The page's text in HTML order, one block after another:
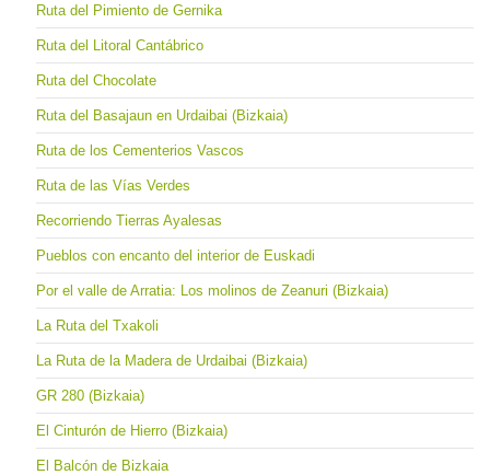
Ruta del Pimiento de Gernika
Ruta del Litoral Cantábrico
Ruta del Chocolate
Ruta del Basajaun en Urdaibai (Bizkaia)
Ruta de los Cementerios Vascos
Ruta de las Vías Verdes
Recorriendo Tierras Ayalesas
Pueblos con encanto del interior de Euskadi
Por el valle de Arratia: Los molinos de Zeanuri (Bizkaia)
La Ruta del Txakoli
La Ruta de la Madera de Urdaibai (Bizkaia)
GR 280 (Bizkaia)
El Cinturón de Hierro (Bizkaia)
El Balcón de Bizkaia